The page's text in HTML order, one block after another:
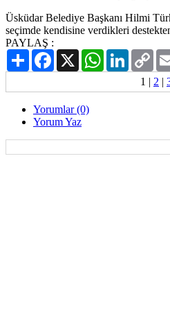
Üsküdar Belediye Başkanı Hilmi
seçimde kendisine verdikleri
PAYLAŞ :
PaylaşFacebook
X WhatsAppLinkedIn
1 | 2 |
Yorumlar (0)
Yorum Yaz